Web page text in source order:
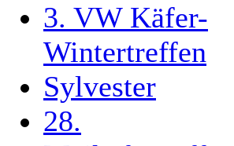
3. VW Käfer-
Wintertreffen
Sylvester
28.